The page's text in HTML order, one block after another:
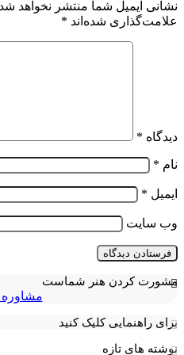
نشانی ایمیل شما منتشر نخواهد
علامت‌گذاری شده‌اند *
دیدگاه *
نام *
ایمیل *
وب‌ سایت
مشورت کردن هنر شماست
مشاوره
برای راهنمایی کلیک کنید
نوشته های تازه